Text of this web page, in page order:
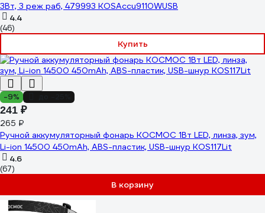
3Вт, 3 реж раб, 479993 KOSAccu9110WUSB
4.4
(46)
Купить
-9%
241 ₽
265 ₽
Ручной аккумуляторный фонарь КОСМОС 1Вт LED, линза, зум,
Li-ion 14500 450mAh, ABS-пластик, USB-шнур KOS117Lit
4.6
(67)
В корзину